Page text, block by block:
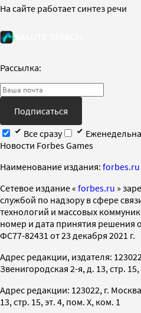
На сайте работает синтез речи
Рассылка:
Подписаться
Все сразу
Новости Forbes Games
Наименование издания: forbes.ru
Cетевое издание « forbes.ru »
службой по надзору в сфере
технологий и массовых
номер и дата принятия решения
ФС77-82431 от 23 декабря 2021 г.
Адрес редакции, издателя:
Звенигородская 2-я, д. 13, стр. 15,
Адрес редакции: 123022, г.
13, стр. 15, эт. 4, пом. X, ком. 1